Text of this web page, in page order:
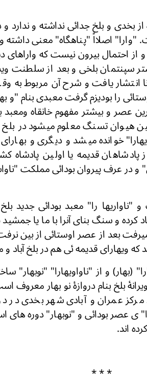
بخدی و بلخ جدائی نداشته و ندارد و
اصلااً "پناهگاه" معنی داشته و
احتمال بیرون نیست که واراهای
سپنتمان بلخی و بعد از سلطنت
انتشار یافت و شرح آن مربوط به
را بودیزم گرفت معبدی بنام "و
و بیشتر مفهوم خانقاه ومعبد
هیوان تسنگ معلوم میشود در بلخ
خوانده میشد و دیگری و بهارای
پادشاهان قدیمه یا اولین
و در عرف پیروان بودائی مملکت
را" معبد بودائی جدید
کرده و سنگ بنای آنرا با ما یا
بعد از عصر اوستائی از بین
ویهارای قدیمه ئی هم در بلخ آباد و
(بهار) و از "ناواویهارا" "نوبهار"
بلخ بنام دروازۀ نو بهار معروف
عمران و آبادی شهر بخدی در
ی عصر بودائی و "نوبهار" دوره های
اند.
* * *